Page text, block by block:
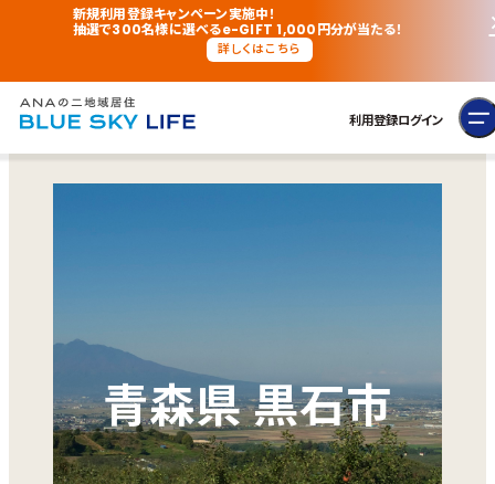
新規利用登録キャンペーン実施中！
抽選で300名様に選べるe-GIFT 1,000円分が当たる！
詳しくはこちら
利用登録ログイン
青森県 黒石市